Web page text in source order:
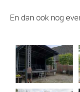
En dan ook nog